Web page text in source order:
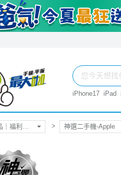
iPhone17 iPad
神選二手機-Apple